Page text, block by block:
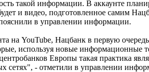
такой информации. В аккаунте
и видео, подготовленное самим
в управлении информации.
на YouTube, Нацбанк в первую
используя новые информационные
Европы такая практика
сетях", - отметили в управлении